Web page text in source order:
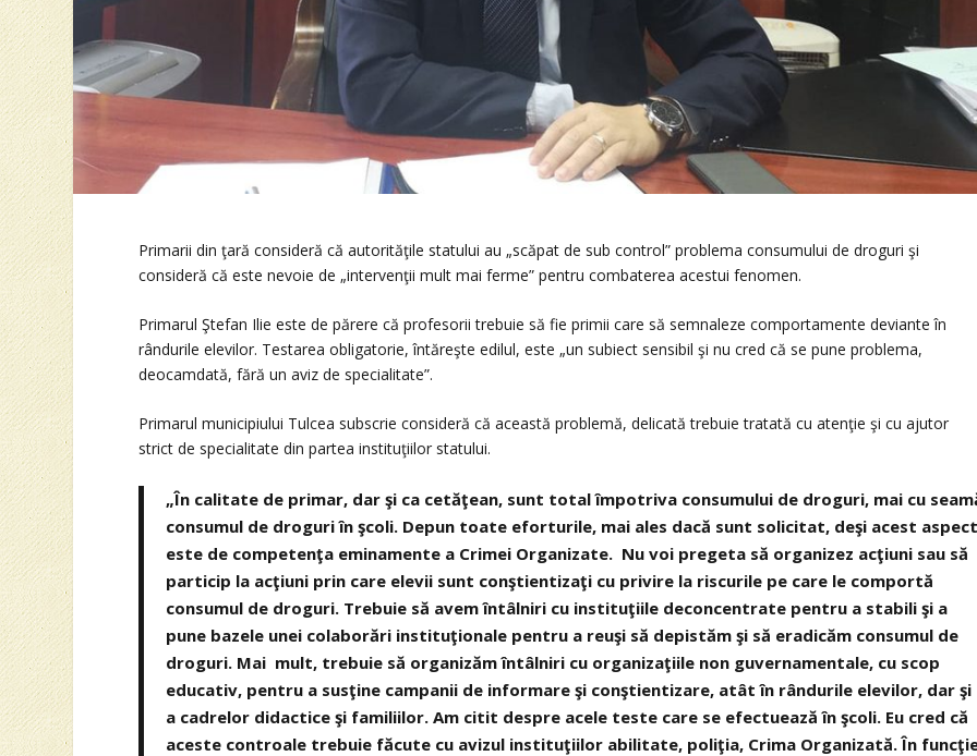
Primarii din ţară consideră că autorităţile statului au „scăpat de sub control” problema consumului de droguri şi
consideră că este nevoie de „intervenţii mult mai ferme” pentru combaterea acestui fenomen.
Primarul Ştefan Ilie este de părere că profesorii trebuie să fie primii care să semnaleze comportamente deviante în
rândurile elevilor. Testarea obligatorie, întăreşte edilul, este „un subiect sensibil şi nu cred că se pune problema,
deocamdată, fără un aviz de specialitate”.
Primarul municipiului Tulcea subscrie consideră că această problemă, delicată trebuie tratată cu atenţie şi cu ajutor
strict de specialitate din partea instituţiilor statului.
„În calitate de primar, dar şi ca cetăţean, sunt total împotriva consumului de droguri, mai cu
consumul de droguri în şcoli. Depun toate eforturile, mai ales dacă sunt solicitat, deşi acest
este de competenţa eminamente a Crimei Organizate. Nu voi pregeta să organizez acţiuni sau să
particip la acţiuni prin care elevii sunt conştientizaţi cu privire la riscurile pe care le comportă
consumul de droguri. Trebuie să avem întâlniri cu instituţiile deconcentrate pentru a stabili şi a
pune bazele unei colaborări instituţionale pentru a reuşi să depistăm şi să eradicăm consumul de
droguri. Mai mult, trebuie să organizăm întâlniri cu organizaţiile non guvernamentale, cu scop
educativ, pentru a susţine campanii de informare şi conştientizare, atât în rândurile elevilor, dar şi
a cadrelor didactice şi familiilor. Am citit despre acele teste care se efectuează în şcoli. Eu cred că
aceste controale trebuie făcute cu avizul instituţiilor abilitate, poliţia, Crima Organizată. În